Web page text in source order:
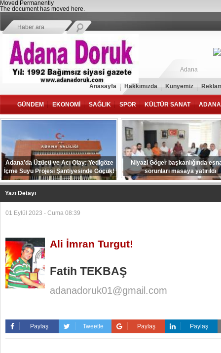
Moved Permanently
The document has moved here.
Adana
Anasayfa Hakkımızda Künyemiz
GÜNDEM EKONOMİ SAĞLIK SPOR KÜLTÜR SANAT ADANA
Adana’da Üzücü ve Acı Olay: Yedigöze
İçme Suyu Projesi Şantiyesinde Göçük!
Niyazi Göger başkanlığında
sorunları masaya yatırıldı
Yazı Detayı
01 Eylül 2023 - Cuma 08:39
Ali İmran Turgut!
Fatih TEKBAŞ
adanadoruk01@gmail.com
Paylaş Tweetle Paylaş Paylaş